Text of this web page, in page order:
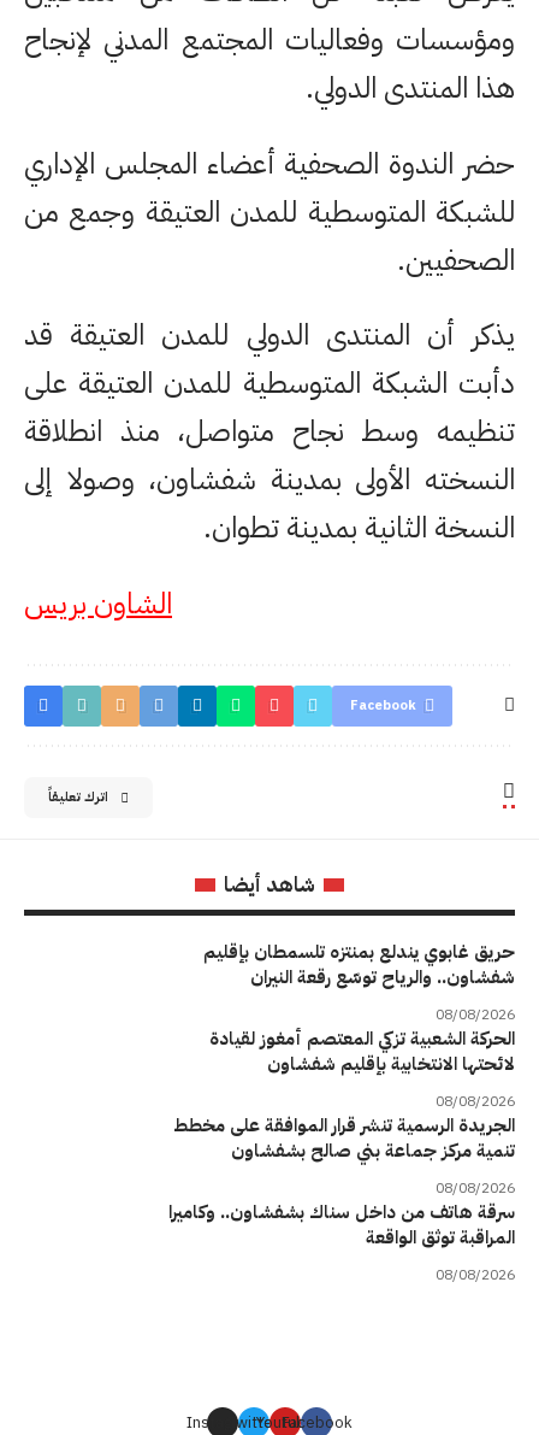
ومؤسسات وفعاليات المجتمع المدني لإنجاح
هذا المنتدى الدولي.
حضر الندوة الصحفية أعضاء المجلس الإداري
للشبكة المتوسطية للمدن العتيقة وجمع من
الصحفيين.
يذكر أن المنتدى الدولي للمدن العتيقة قد
دأبت الشبكة المتوسطية للمدن العتيقة على
تنظيمه وسط نجاح متواصل، منذ انطلاقة
النسخته الأولى بمدينة شفشاون، وصولا إلى
النسخة الثانية بمدينة تطوان.
الشاون بريس
Facebook
اترك تعليقاً
شاهد أيضا
حريق غابوي يندلع بمنتزه تلسمطان بإقليم
شفشاون.. والرياح توسّع رقعة النيران
08/08/2026
الحركة الشعبية تزكي المعتصم أمغوز لقيادة
لائحتها الانتخابية بإقليم شفشاون
08/08/2026
الجريدة الرسمية تنشر قرار الموافقة على مخطط
تنمية مركز جماعة بني صالح بشفشاون
08/08/2026
سرقة هاتف من داخل سناك بشفشاون.. وكاميرا
المراقبة توثق الواقعة
08/08/2026
Facebook
Youtube
Twitter
Instagram